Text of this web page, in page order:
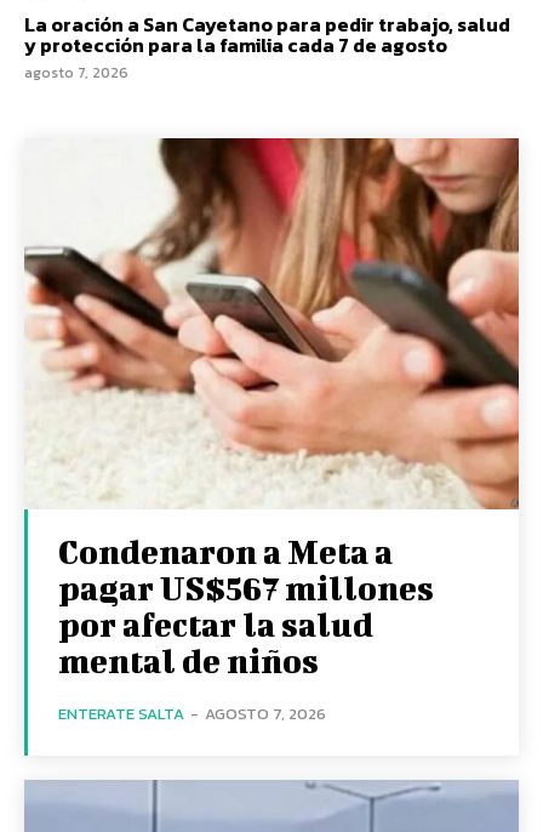
La oración a San Cayetano para pedir trabajo, salud
y protección para la familia cada 7 de agosto
agosto 7, 2026
Condenaron a Meta a
pagar US$567 millones
por afectar la salud
mental de niños
ENTERATE SALTA - AGOSTO 7, 2026